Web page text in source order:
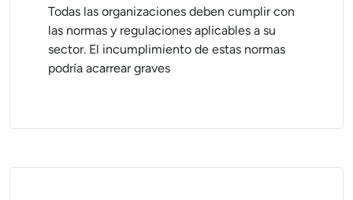
Todas las organizaciones deben cumplir con
las normas y regulaciones aplicables a su
sector. El incumplimiento de estas normas
podría acarrear graves